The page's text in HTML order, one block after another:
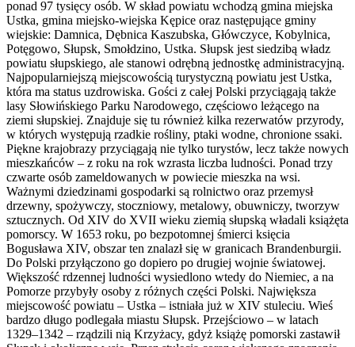
ponad 97 tysięcy osób. W skład powiatu wchodzą gmina miejska
Ustka, gmina miejsko-wiejska Kępice oraz następujące gminy
wiejskie: Damnica, Dębnica Kaszubska, Główczyce, Kobylnica,
Potęgowo, Słupsk, Smołdzino, Ustka. Słupsk jest siedzibą władz
powiatu słupskiego, ale stanowi odrębną jednostkę administracyjną.
Najpopularniejszą miejscowością turystyczną powiatu jest Ustka,
która ma status uzdrowiska. Gości z całej Polski przyciągają także
lasy Słowińskiego Parku Narodowego, częściowo leżącego na
ziemi słupskiej. Znajduje się tu również kilka rezerwatów przyrody,
w których występują rzadkie rośliny, ptaki wodne, chronione ssaki.
Piękne krajobrazy przyciągają nie tylko turystów, lecz także nowych
mieszkańców – z roku na rok wzrasta liczba ludności. Ponad trzy
czwarte osób zameldowanych w powiecie mieszka na wsi.
Ważnymi dziedzinami gospodarki są rolnictwo oraz przemysł
drzewny, spożywczy, stoczniowy, metalowy, obuwniczy, tworzyw
sztucznych. Od XIV do XVII wieku ziemią słupską władali książęta
pomorscy. W 1653 roku, po bezpotomnej śmierci księcia
Bogusława XIV, obszar ten znalazł się w granicach Brandenburgii.
Do Polski przyłączono go dopiero po drugiej wojnie światowej.
Większość rdzennej ludności wysiedlono wtedy do Niemiec, a na
Pomorze przybyły osoby z różnych części Polski. Największa
miejscowość powiatu – Ustka – istniała już w XIV stuleciu. Wieś
bardzo długo podlegała miastu Słupsk. Przejściowo – w latach
1329–1342 – rządzili nią Krzyżacy, gdyż książę pomorski zastawił